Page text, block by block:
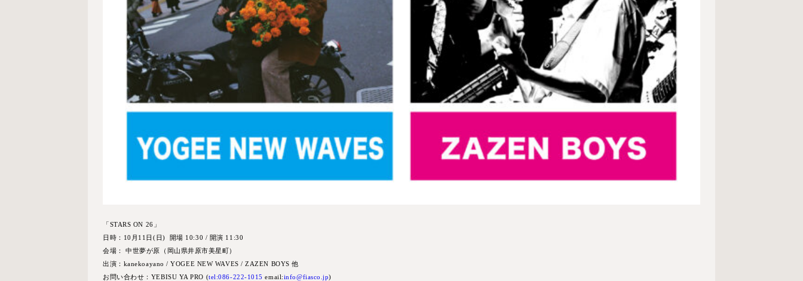
「STARS ON 26」
日時：10月11日(日) 開場 10:30 / 開演 11:30
会場： 中世夢が原（岡山県井原市美星町）
出演：kanekoayano / YOGEE NEW WAVES / ZAZEN BOYS 他
お問い合わせ：YEBISU YA PRO (tel:086-222-1015 email:info@fiasco.jp)